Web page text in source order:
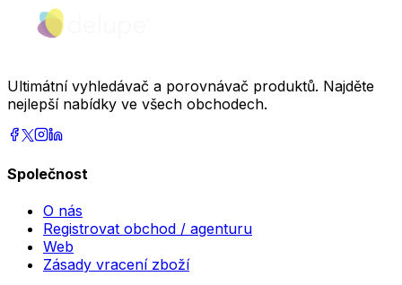
Ultimátní vyhledávač a porovnávač produktů. Najděte
nejlepší nabídky ve všech obchodech.
Společnost
O nás
Registrovat obchod / agenturu
Web
Zásady vracení zboží